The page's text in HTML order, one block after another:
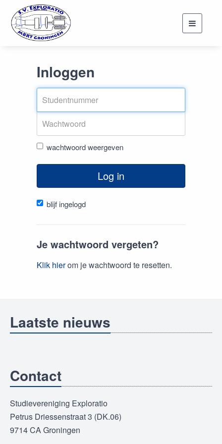
Toggle
Inloggen
wachtwoord weergeven
Log in
blijf ingelogd
Je wachtwoord vergeten?
Klik hierom je wachtwoord te resetten.
Laatste nieuws
Contact
Studievereniging Exploratio
Petrus Driessenstraat 3 (DK.06)
9714 CA Groningen